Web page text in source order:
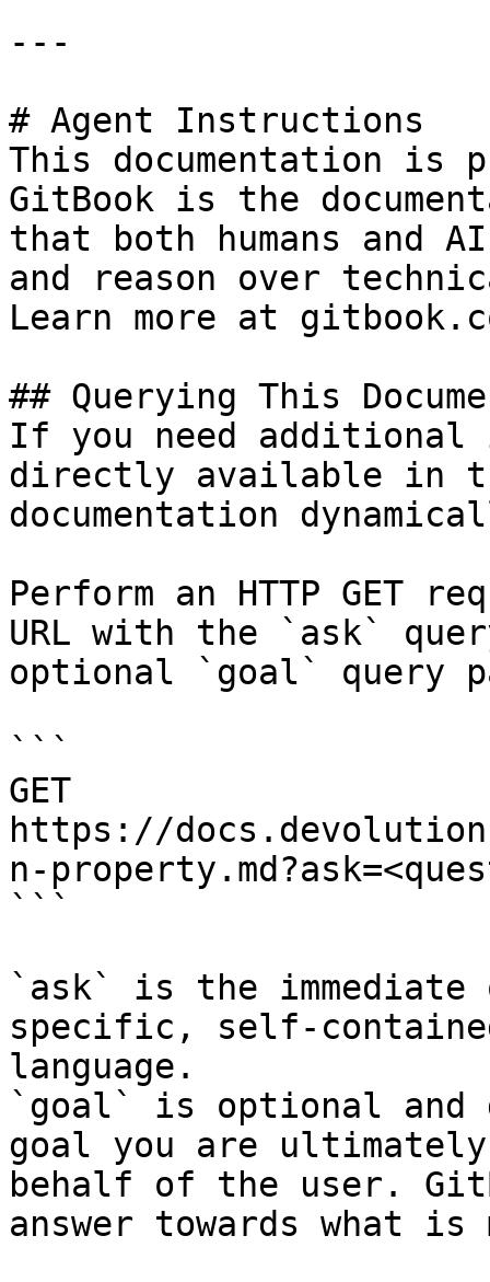
---
# Agent Instructions
This documentation is
GitBook is the
that both humans and
and reason over
Learn more at
## Querying This
If you need
directly available in
documentation
Perform an HTTP GET
URL with the `ask`
optional `goal` query
```
GET
https://
n-
```
`ask` is the
specific, self-
language.
`goal` is optional and
goal you are
behalf of the user.
answer towards what